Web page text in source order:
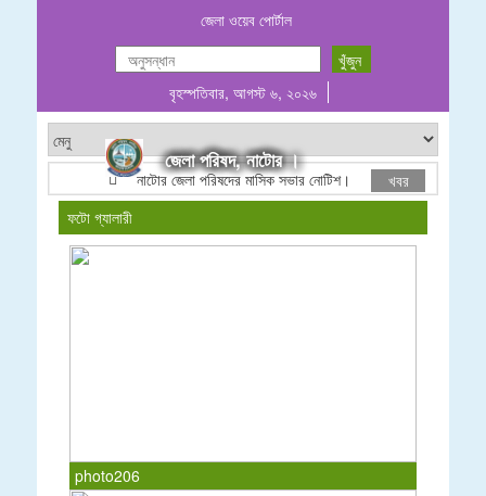
জেলা ওয়েব পোর্টাল
বৃহস্পতিবার, আগস্ট ৬, ২০২৬
জেলা পরিষদ, নাটোর ।
নাটোর জেলা পরিষদের মাসিক সভার নোটিশ। ঠিকাদারী
খবর
ফটো গ্যালারী
photo206